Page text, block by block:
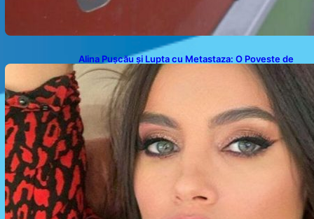
Alina Pușcău și Lupta cu Metastaza: O Poveste de
Curaj și Inspirație